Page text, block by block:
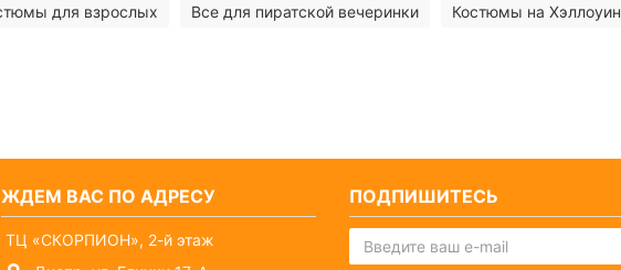
для взрослых Все для пиратской вечеринки Костюмы на Хэллоуин
ЖДЕМ ВАС ПО АДРЕСУ
ТЦ «СКОРПИОН», 2-й этаж
ПОДПИШИТЕСЬ